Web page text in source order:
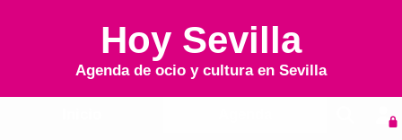
Hoy Sevilla
Agenda de ocio y cultura en Sevilla